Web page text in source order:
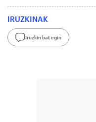
IRUZKINAK
Iruzkin bat egin